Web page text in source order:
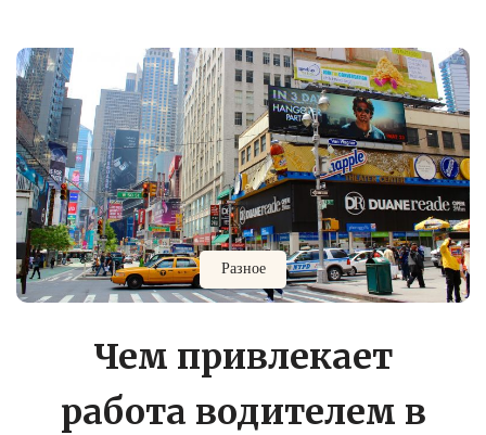
Разное
Чем привлекает
работа водителем в